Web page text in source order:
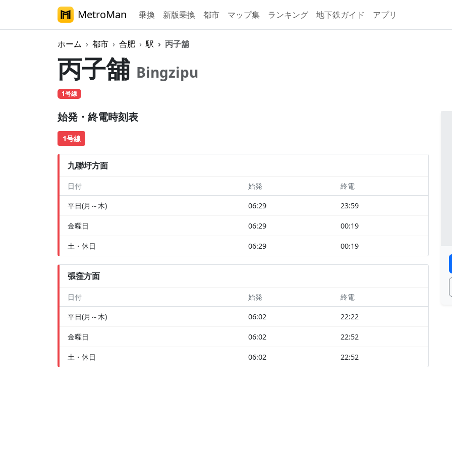
MetroMan 乗換 新版乗換 都市 マップ集 ランキング 地下鉄ガイド アプリ
ホーム 都市 合肥 駅 丙子舖
丙子舖 Bingzipu
1号線
始発・終電時刻表
1号線
九聯圩方面
日付 始発 終電
平日(月～木) 06:29 23:59
金曜日 06:29 00:19
土・休日 06:29 00:19
張窪方面
日付 始発 終電
平日(月～木) 06:02 22:22
金曜日 06:02 22:52
土・休日 06:02 22:52